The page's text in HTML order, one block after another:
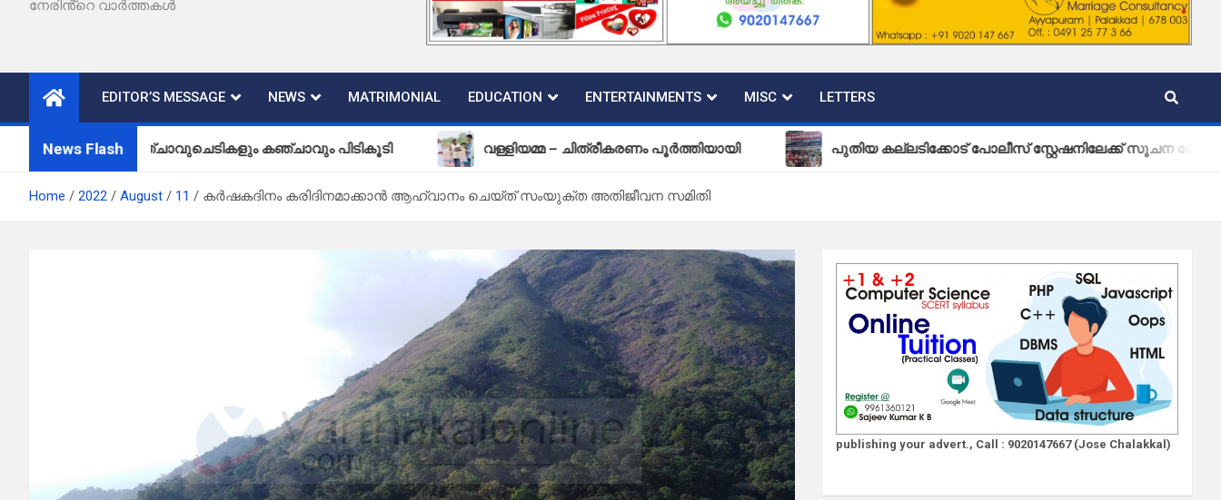
നേരിൻ്റെ വാർത്തകൾ
EDITOR’S MESSAGE NEWS MATRIMONIAL EDUCATION ENTERTAINMENTS MISC LETTERS
News Flash
കഞ്ചാവുചെടികളും കഞ്ചാവും പിടികൂടി വള്ളിയമ്മ – ചിത്രീകരണം പൂർത്തിയായി പുതിയ കല്ലടിക്കോട് പോലീസ് സ്റ്റേഷനിലേക്ക് സൂചന ബോർഡ്
Home 2022 August 11 കർഷകദിനം കരിദിനമാക്കാൻ ആഹ്വാനം ചെയ്ത് സംയുക്ത അതിജീവന സമിതി
publishing your advert., Call : 9020147667 (Jose Chalakkal)